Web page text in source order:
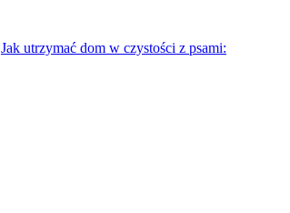
Jak utrzymać dom w czystości z psami: